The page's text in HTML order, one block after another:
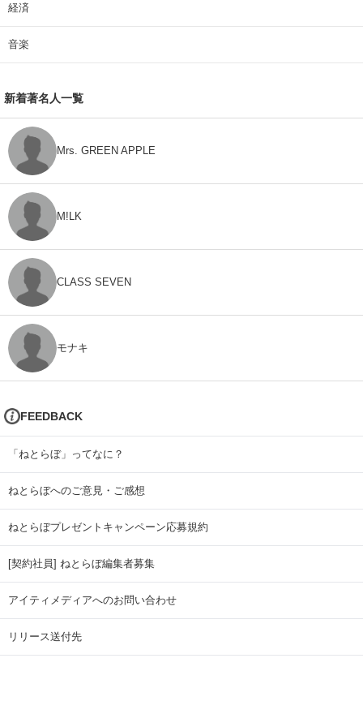
経済
音楽
新着著名人一覧
Mrs. GREEN APPLE
M!LK
CLASS SEVEN
モナキ
FEEDBACK
「ねとらぼ」ってなに？
ねとらぼへのご意見・ご感想
ねとらぼプレゼントキャンペーン応募規約
[契約社員] ねとらぼ編集者募集
アイティメディアへのお問い合わせ
リリース送付先